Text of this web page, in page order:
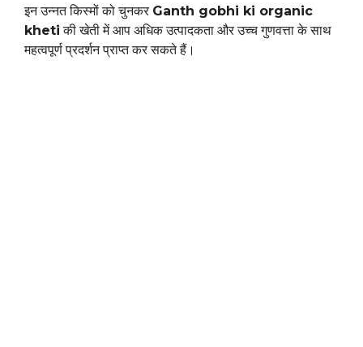
इन उन्नत किस्मों को चुनकर Ganth gobhi ki organic
kheti की खेती में आप अधिक उत्पादकता और उच्च गुणवत्ता के साथ
महत्वपूर्ण प्रदर्शन प्राप्त कर सकते हैं।